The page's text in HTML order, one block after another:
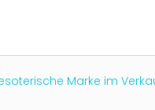
Marke im